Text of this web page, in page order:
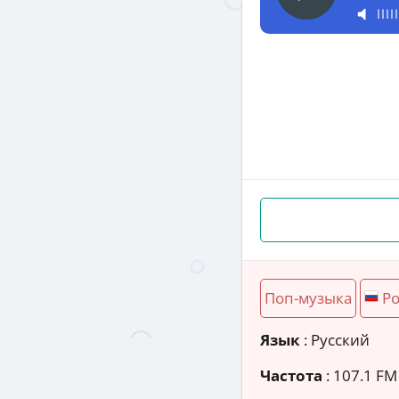
Поп-музыка
Язык : Русский
Частота : 107.1 FM